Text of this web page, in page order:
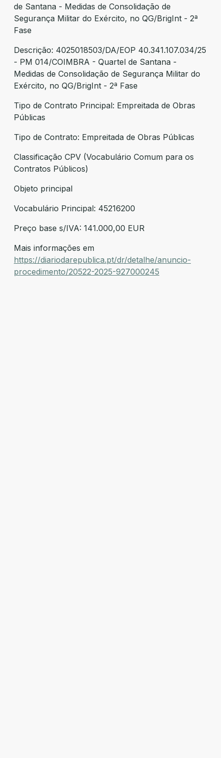
de Santana - Medidas de Consolidação de
Segurança Militar do Exército, no QG/BrigInt - 2ª
Fase
Descrição: 4025018503/DA/EOP 40.341.107.034/25
- PM 014/COIMBRA - Quartel de Santana -
Medidas de Consolidação de Segurança Militar do
Exército, no QG/BrigInt - 2ª Fase
Tipo de Contrato Principal: Empreitada de Obras
Públicas
Tipo de Contrato: Empreitada de Obras Públicas
Classificação CPV (Vocabulário Comum para os
Contratos Públicos)
Objeto principal
Vocabulário Principal: 45216200
Preço base s/IVA: 141.000,00 EUR
Mais informações em
https://diariodarepublica.pt/dr/detalhe/anuncio-
procedimento/20522-2025-927000245